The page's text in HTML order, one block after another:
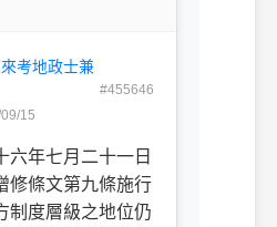
考地政士兼
15
#455646
六年七月二十一日
修條文第九條施行
制度層級之地位仍